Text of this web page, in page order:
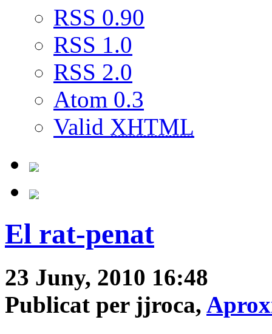
RSS 0.90
RSS 1.0
RSS 2.0
Atom 0.3
Valid XHTML
El rat-penat
23 Juny, 2010 16:48
Publicat per jjroca,